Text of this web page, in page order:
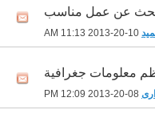
عن عمل مناسب
11:13 AM
معلومات جغرافية
12:09 PM